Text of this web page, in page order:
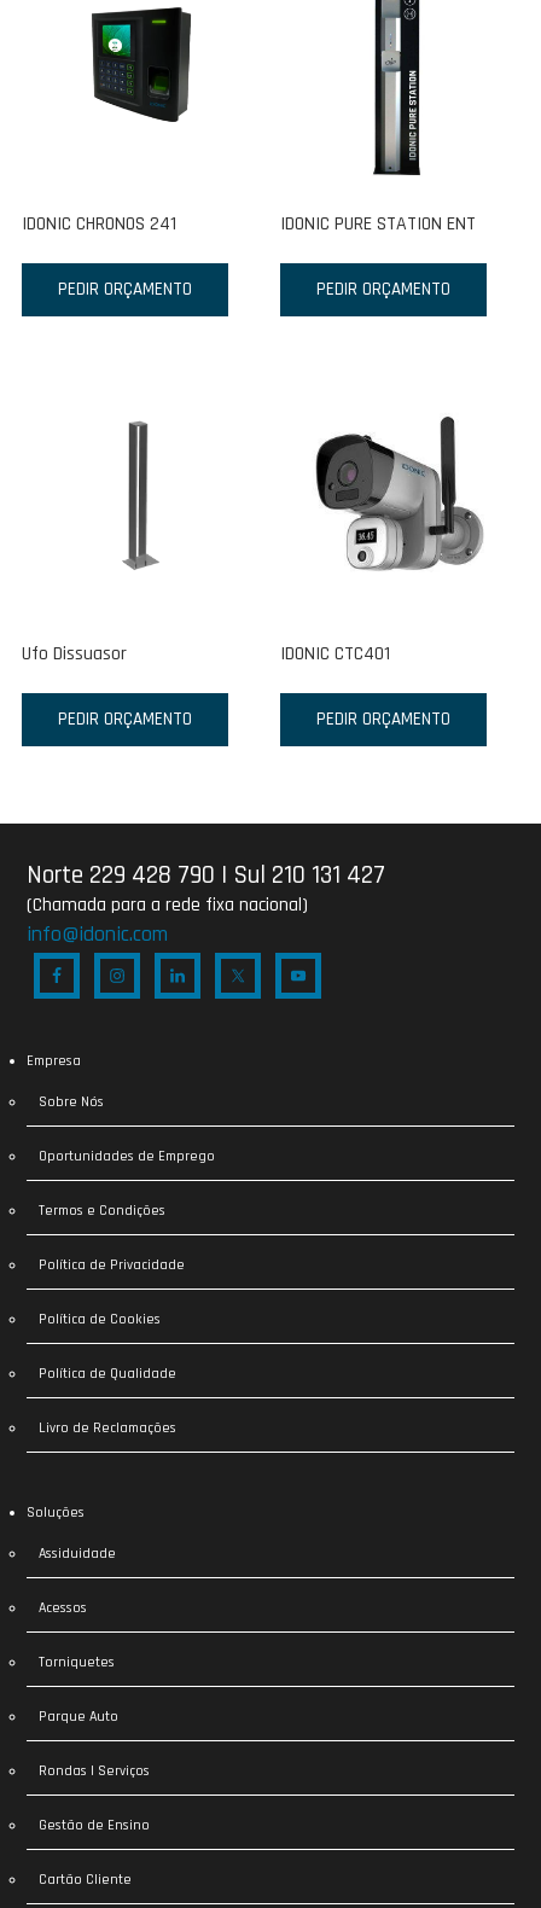
IDONIC CHRONOS 241
PEDIR ORÇAMENTO
IDONIC PURE STATION ENT
PEDIR ORÇAMENTO
Ufo Dissuasor
PEDIR ORÇAMENTO
IDONIC CTC401
PEDIR ORÇAMENTO
Norte 229 428 790 | Sul 210 131 427
(Chamada para a rede fixa nacional)
info@idonic.com
Empresa
Sobre Nós
Oportunidades de Emprego
Termos e Condições
Política de Privacidade
Política de Cookies
Política de Qualidade
Livro de Reclamações
Soluções
Assiduidade
Acessos
Torniquetes
Parque Auto
Rondas | Serviços
Gestão de Ensino
Cartão Cliente